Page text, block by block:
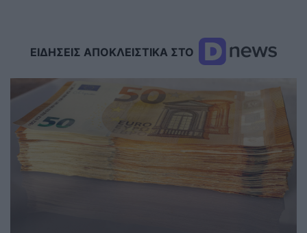
ΕΙΔΗΣΕΙΣ ΑΠΟΚΛΕΙΣΤΙΚΑ ΣΤΟ